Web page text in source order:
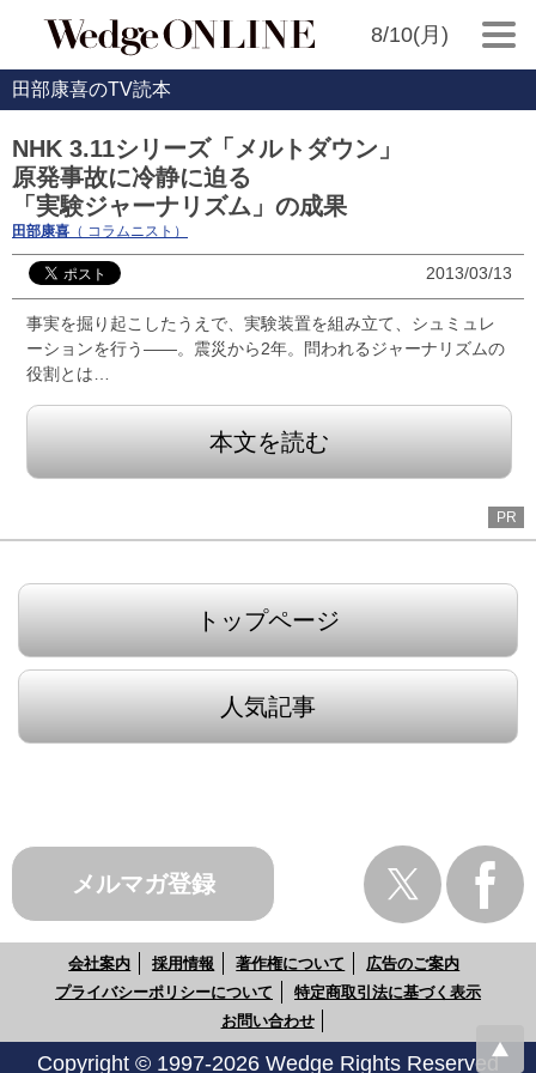
8/10(月)
田部康喜のTV読本
NHK 3.11シリーズ「メルトダウン」
原発事故に冷静に迫る
「実験ジャーナリズム」の成果
田部康喜 （ コラムニスト）
2013/03/13
事実を掘り起こしたうえで、実験装置を組み立て、シュミュレ
ーションを行う――。震災から2年。問われるジャーナリズムの
役割とは…
本文を読む
PR
トップページ
人気記事
メルマガ登録
会社案内 採用情報 著作権について
広告のご案内
プライバシーポリシーについて
特定商取引法に基づく表示
お問い合わせ
Copyright © 1997-2026 Wedge Rights Reserved